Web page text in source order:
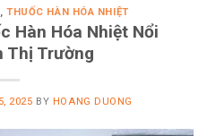
,THUỐC HÀN HÓA NHIỆT
Hàn Hóa Nhiệt Nổi
Thị Trường
2025 BY HOANG DUONG